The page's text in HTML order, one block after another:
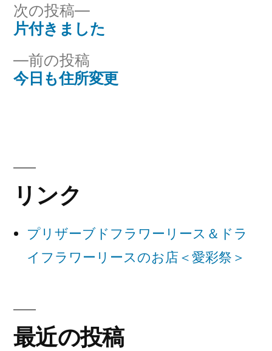
投
稿
ナ
ー
シ
ョ
前の投稿
の
今日も住所変更
次の投稿
次
の
片付きました
リンク
プリザーブドフラワーリース＆ドラ
イフラワーリースのお店＜愛彩祭＞
最近の投稿